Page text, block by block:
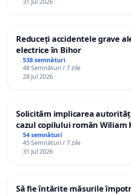
Reduceți accidentele grave
electrice în Bihor
538 semnături
48 Semnături / 7 zile
28 Jul 2026
Solicităm implicarea
cazul copilului român Wiliam
Gheorghe, aflat în plasament
12 ani
54 semnături
45 Semnături / 7 zile
31 Jul 2026
Să fie întărite măsurile